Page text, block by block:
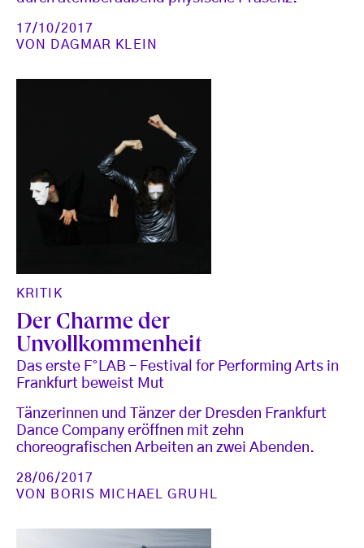
17/10/2017
VON
DAGMAR KLEIN
KRITIK
Der Charme der
Unvollkommenheit
Das erste F°LAB – Festival for Performing Arts in
Frankfurt beweist Mut
Tänzerinnen und Tänzer der Dresden Frankfurt
Dance Company eröffnen mit zehn
choreografischen Arbeiten an zwei Abenden.
28/06/2017
VON
BORIS MICHAEL GRUHL